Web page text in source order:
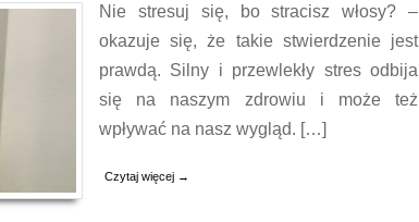
Nie stresuj się, bo stracisz włosy? –
okazuje się, że takie stwierdzenie jest
prawdą. Silny i przewlekły stres odbija
się na naszym zdrowiu i może też
wpływać na nasz wygląd. […]
Czytaj więcej →